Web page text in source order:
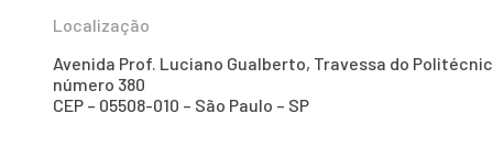
Localização
Avenida Prof. Luciano Gualberto, Travessa do
número 380
CEP – 05508-010 – São Paulo – SP